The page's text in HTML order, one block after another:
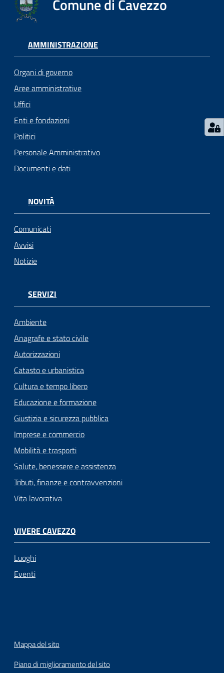
Seguici
su
Comune di Cavezzo
AMMINISTRAZIONE
Organi di governo
Aree amministrative
Uffici
Enti e fondazioni
Politici
Personale Amministrativo
Documenti e dati
NOVITÀ
Comunicati
Avvisi
Notizie
SERVIZI
Ambiente
Anagrafe e stato civile
Autorizzazioni
Catasto e urbanistica
Cultura e tempo libero
Educazione e formazione
Giustizia e sicurezza pubblica
Imprese e commercio
Mobilità e trasporti
Salute, benessere e assistenza
Tributi, finanze e contravvenzioni
Vita lavorativa
VIVERE CAVEZZO
Luoghi
Eventi
Mappa del sito
Piano di miglioramento del sito